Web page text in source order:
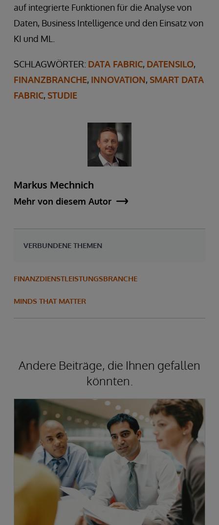
auf integrierte Funktionen für die Analyse von
Daten, Business Intelligence und den Einsatz von
KI und ML.
SCHLAGWÖRTER: DATA FABRIC, DATENSILO,
FINANZBRANCHE, INNOVATION, SMART DATA
FABRIC, STUDIE
Markus Mechnich
Mehr von diesem Autor
VERBUNDENE THEMEN
FINANZDIENSTLEISTUNGSBRANCHE
MINDS THAT MATTER
Andere Beiträge, die Ihnen gefallen
könnten.